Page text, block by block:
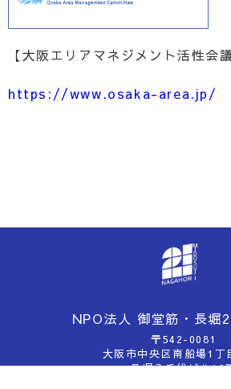
【大阪エリアマネジメント活性会
https://www.osaka-area.jp/
NPO法人 御堂筋・長堀
〒542-0081
大阪市中央区南船場1丁
長堀八千代ビル10